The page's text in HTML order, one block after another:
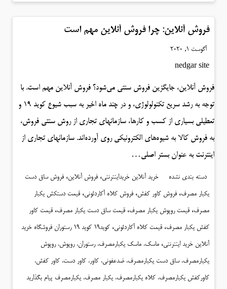
فروش آنلاین: چرا فروش آنلاین مهم است
آگوست 1, 2020
nedgar site
فروش آنلاین، جایگزین فروش سنتی می‌شود؟ فروش آنلاین مهم است. با
توجه به رشد سریع تکنولولوژی، و در چند ماه اخیر به سبب شیوع کوید ۱۹ و
تعطیلی بسیاری از کسب و کارها، سازمانهای تجاری از روش سنتی فروش،
به فروش کالا به شیوه‌های الکترونیکی روی آورده‌اند. سازمانهای تجاری از
اینترنت به عنوان بستر اصلی…
دسته بندی نشده خرید آنلاین خریداینترنتی، فروش آنلاین، فروش ساق دست
یکبار مصرف، فروش کاور کفش، فروش کلاه آکاردئونی، قیمت دستکش یکبار
مصرف، قیمت روپوش یکبار مصرف، قیمت ساق دست یکبار مصرف، قیمت کاور
کفش یکبار مصرف، قیمت کلاه آکاردئونی، کوید19 کوید 19 رستوران فروشگاه خرید
آنلاین خرید اینترنتی، ماسک، ماسک یکبارمصرف، رستوران، روپوش، روپوش
یکبارمصرف، ساق دست یکبارمصرف، ضدعفونی، کاور، کاور دست، کاور کفش،
کاورکفش یکبارمصرف، کلاه یکبارمصرف، یکبار مصرف، یکبارمصرف پیام بگذارید